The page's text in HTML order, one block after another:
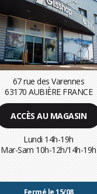
67 rue des Varennes
63170 AUBIÈRE FRANCE
ACCÈS AU MAGASIN
Lundi 14h-19h
Mar-Sam 10h-12h/14h-19h
Fermé le 15/08